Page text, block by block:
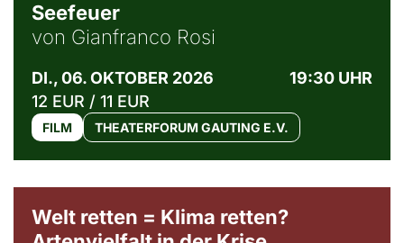
Seefeuer
von Gianfranco Rosi
DI., 06. OKTOBER 2026
19:30 UHR
12 EUR / 11 EUR
FILM THEATERFORUM GAUTING E.V.
Welt retten = Klima retten?